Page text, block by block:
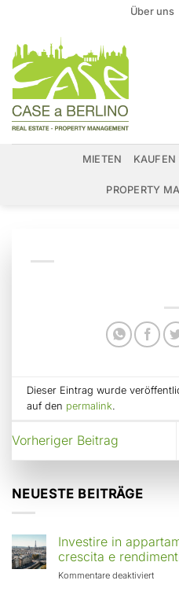
springen
Über uns
MIETEN KAUFEN
PROPERTY
Dieser Eintrag wurde
auf den permalink.
Vorheriger Beitrag
NEUESTE BEITRÄGE
Investire in
crescita e
Kommentare deaktiviertfür